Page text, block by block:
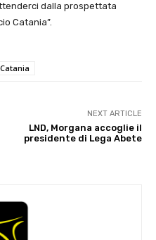
dalla prospettata
Catania”.
Catania
NEXT ARTICLE
LND, Morgana accoglie il
presidente di Lega Abete